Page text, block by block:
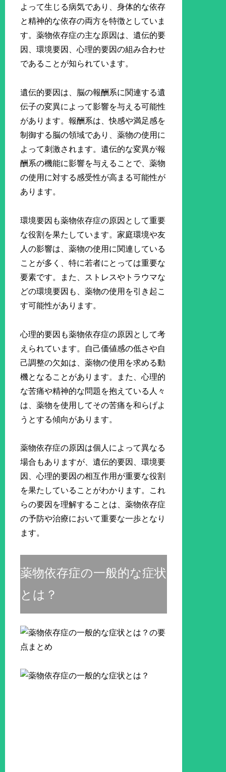
よって生じる病気であり、身体的な依存
と精神的な依存の両方を特徴としていま
す。薬物依存症の主な原因は、遺伝的要
因、環境要因、心理的要因の組み合わせ
であることが知られています。
遺伝的要因は、脳の報酬系に関連する遺
伝子の変異によって影響を与える可能性
があります。報酬系は、快感や満足感を
制御する脳の領域であり、薬物の使用に
よって刺激されます。遺伝的な変異が報
酬系の機能に影響を与えることで、薬物
の使用に対する感受性が高まる可能性が
あります。
環境要因も薬物依存症の原因として重要
な役割を果たしています。家庭環境や友
人の影響は、薬物の使用に関連している
ことが多く、特に若者にとっては重要な
要素です。また、ストレスやトラウマな
どの環境要因も、薬物の使用を引き起こ
す可能性があります。
心理的要因も薬物依存症の原因として考
えられています。自己価値感の低さや自
己調整の欠如は、薬物の使用を求める動
機となることがあります。また、心理的
な苦痛や精神的な問題を抱えている人々
は、薬物を使用してその苦痛を和らげよ
うとする傾向があります。
薬物依存症の原因は個人によって異なる
場合もありますが、遺伝的要因、環境要
因、心理的要因の相互作用が重要な役割
を果たしていることがわかります。これ
らの要因を理解することは、薬物依存症
の予防や治療において重要な一歩となり
ます。
薬物依存症の一般的な症状
とは？